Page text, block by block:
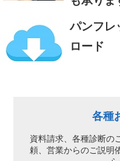
パンフレ
ロード
各種
資料請求、各種診断の
頼、営業からのご説明